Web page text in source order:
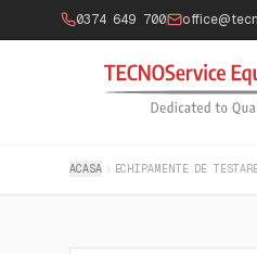
0374 649 700
ACASA ECHIPAMENTE DE